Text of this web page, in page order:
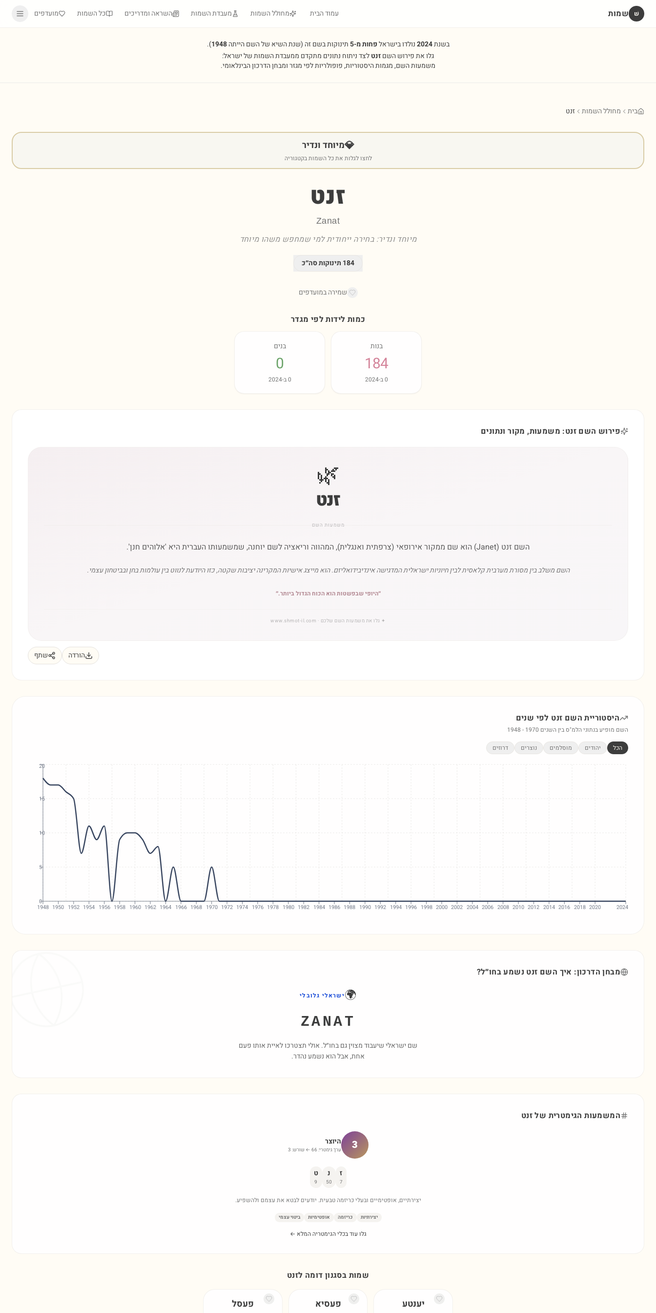
שׁ שמות עמוד הבית מחולל השמות מעבדת השמות השראה ומדריכים כל השמות מועדפים
בשנת2024נולדו בישראלפחות מ-5 תינוקות בשם זה (שנת השיא של השם הייתה1948
).
גלו את פירוש השםזנטלצד ניתוח נתונים מתקדם ממעבדת השמות של ישראל:
משמעות השם, מגמות היסטוריות, פופולריות לפי מגזר ומבחן הדרכון הבינלאומי.
בית מחולל השמות זנט
💎מיוחד ונדיר
לחצו לגלות את כל השמות בקטגוריה
זנט
Zanat
מיוחד ונדיר: בחירה ייחודית למי שמחפש משהו מיוחד
184 תינוקות סה״כ
שמירה במועדפים
כמות לידות לפי מגדר
בנות
184
0ב-2024
בנים
0
0ב-2024
פירוש השם זנט: משמעות, מקור ונתונים
🌿
זנט
משמעות השם
השם זנט (Janet) הוא שם ממקור אירופאי (צרפתית ואנגלית), המהווה וריאציה לשם יוחנה, שמשמעותו העברית היא 'אלוהים חנן'.
השם משלב בין מסורת מערבית קלאסית לבין חיוניות ישראלית המדגישה אינדיבידואליזם. הוא מייצג אישיות המקרינה יציבות שקטה, כזו היודעת לנווט בין עולמות בחן ובביטחון עצמי.
״היופי שבפשטות הוא הכוח הגדול ביותר.״
✦ גלו את משמעות השם שלכם · www.shmot-il.com
הורדה שתף
היסטוריית השם זנט לפי שנים
השם מופיע בנתוני הלמ"ס בין השנים 1948 - 1970
הכל יהודים מוסלמים נוצרים דרוזים
1948 1950 1952 1954 1956 1958 1960 1962 1964 1966 1968 1970 1972 1974 1976 1978 1980 1982 1984 1986 1988 1990 1992 1994 1996 1998 2000 2002 2004 2006 2008 2010 2012 2014 2016 2018 2020 2024
0
5
10
15
20
מבחן הדרכון: איך השם זנט נשמע בחו״ל?
🌍ישראלי גלובלי
ZANAT
שם ישראלי שיעבוד מצוין גם בחו״ל. אולי תצטרכו לאיית אותו פעם
אחת, אבל הוא נשמע נהדר.
המשמעות הגימטרית שלזנט
3 היוצר
ערך גימטרי: 66 ← שורש: 3
ז
7
נ
50
ט
9
יצירתיים, אופטימיים ובעלי כריזמה טבעית. יודעים לבטא את עצמם ולהשפיע.
יצירתיות כריזמה אופטימיות ביטוי עצמי
גלו עוד בכלי הגימטריה המלא ←
שמות בסגנון דומה לזנט
יענטע פעסיא פעסל